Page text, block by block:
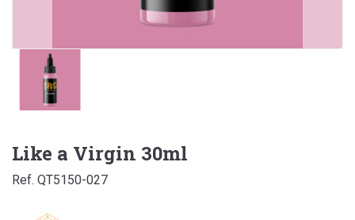
Like a Virgin 30ml
Ref. QT5150-027